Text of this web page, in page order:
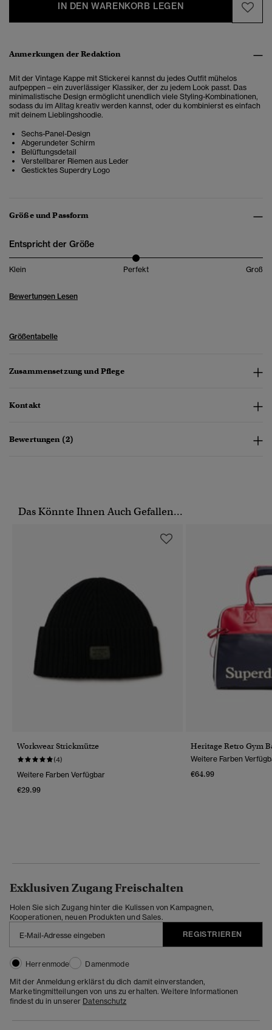
IN DEN WARENKORB LEGEN
Anmerkungen der Redaktion
Mit der Vintage Kappe mit Stickerei kannst du jedes Outfit mühelos
aufpeppen – ein zuverlässiger Klassiker, der zu jedem Look passt. Das
minimalistische Design ermöglicht unendlich viele Styling-Kombinationen,
sodass du im Alltag kreativ werden kannst, oder du kombinierst es einfach
mit deinem Lieblingshoodie.
Sechs-Panel-Design
Abgerundeter Schirm
Belüftungsdetail
Verstellbarer Riemen aus Leder
Gesticktes Superdry Logo
Größe und Passform
Entspricht der Größe
Klein Perfekt Groß
Bewertungen Lesen
Größentabelle
Zusammensetzung und Pflege
Kontakt
Bewertungen (2)
Das Könnte Ihnen Auch Gefallen...
Workwear Strickmütze
(4)
Weitere Farben Verfügbar
€29.99
Heritage Retro Gym
Weitere Farben
€64.99
Exklusiven Zugang Freischalten
Holen Sie sich Zugang hinter die Kulissen von Kampagnen,
Kooperationen, neuen Produkten und Sales.
REGISTRIEREN
Herrenmode
Damenmode
Mit der Anmeldung erklärst du dich damit einverstanden,
Marketingmitteilungen von uns zu erhalten. Weitere Informationen
findest du in unserer Datenschutz